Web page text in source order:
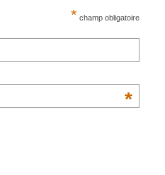
* champ obligatoire
*